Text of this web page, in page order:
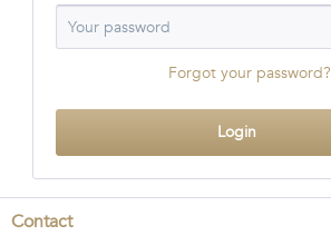
Forgot your password?
Login
Contact